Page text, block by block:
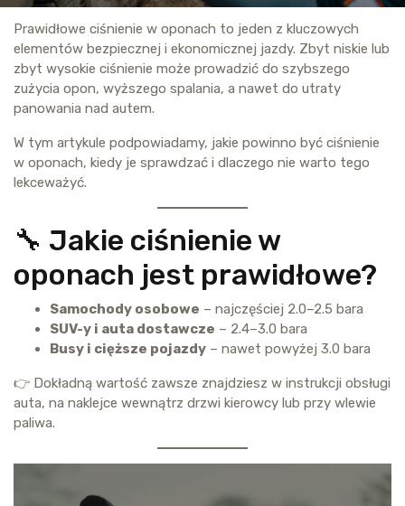
Prawidłowe ciśnienie w oponach to jeden z kluczowych
elementów bezpiecznej i ekonomicznej jazdy. Zbyt niskie lub
zbyt wysokie ciśnienie może prowadzić do szybszego
zużycia opon, wyższego spalania, a nawet do utraty
panowania nad autem.
W tym artykule podpowiadamy, jakie powinno być ciśnienie
w oponach, kiedy je sprawdzać i dlaczego nie warto tego
lekceważyć.
🔧 Jakie ciśnienie w
oponach jest prawidłowe?
Samochody osobowe – najczęściej 2.0–2.5 bara
SUV-y i auta dostawcze – 2.4–3.0 bara
Busy i cięższe pojazdy – nawet powyżej 3.0 bara
👉 Dokładną wartość zawsze znajdziesz w instrukcji obsługi
auta, na naklejce wewnątrz drzwi kierowcy lub przy wlewie
paliwa.